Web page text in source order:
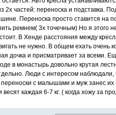
частей: переноска и подставка.
Переноска просто ставится на
ремнем( 3х точечным) Но я этого
В Хенде расстояния между
не нужно. В общем ехать очень
дочка и присматривает за всеми.
в монастырь довольно крутая
Люди с интересом наблюдали,
с малышами и муж занес их
каждая 6-7 кг. ( когда хожу за